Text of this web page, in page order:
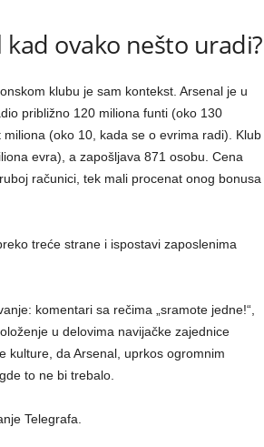
kad ovako nešto uradi?
klubu je sam kontekst. Arsenal je u
približno 120 miliona funti (oko 130
(oko 10, kada se o evrima radi). Klub
evra), a zapošljava 871 osobu. Cena
računici, tek mali procenat onog bonusa
treće strane i ispostavi zaposlenima
komentari sa rečima „sramote jedne!“,
u delovima navijačke zajednice
kulture, da Arsenal, uprkos ogromnim
to ne bi trebalo.
Telegrafa.